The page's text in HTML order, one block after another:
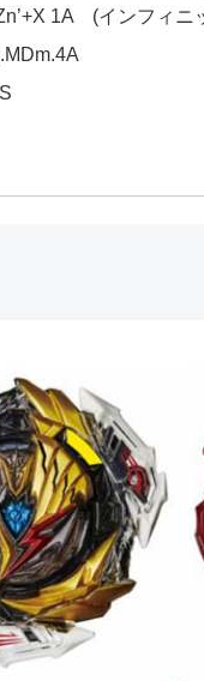
1A (インフィニ